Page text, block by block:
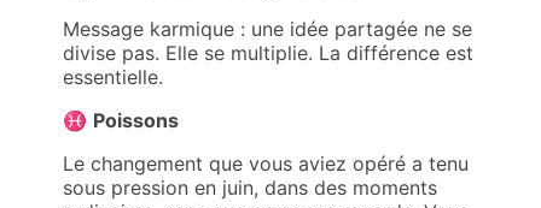
Message karmique : une idée partagée ne se
divise pas. Elle se multiplie. La différence est
essentielle.
♓ Poissons
Le changement que vous aviez opéré a tenu
sous pression en juin, dans des moments